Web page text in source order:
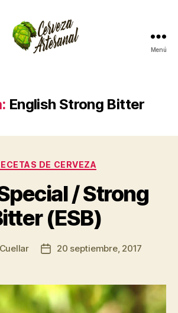
artesanal
en
Menú
English Strong Bitter
Categorías
DE CERVEZA
/ Strong
(ESB)
Fecha
entrada
20 septiembre, 2017